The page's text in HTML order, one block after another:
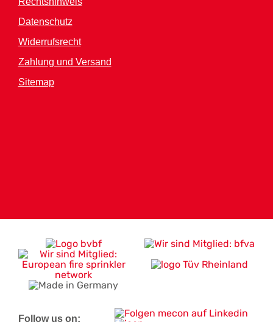
Datenschutz
Widerrufsrecht
Zahlung und Versand
Sitemap
Follow us on: